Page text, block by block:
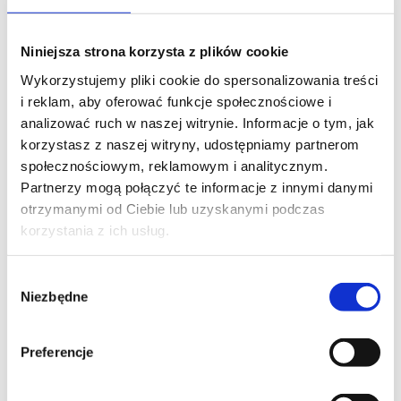
Niniejsza strona korzysta z plików cookie
Wykorzystujemy pliki cookie do spersonalizowania treści
i reklam, aby oferować funkcje społecznościowe i
analizować ruch w naszej witrynie. Informacje o tym, jak
korzystasz z naszej witryny, udostępniamy partnerom
społecznościowym, reklamowym i analitycznym.
Partnerzy mogą połączyć te informacje z innymi danymi
otrzymanymi od Ciebie lub uzyskanymi podczas
korzystania z ich usług.
zgody
Niezbędne
Preferencjeczegoś więcej niż tylko plaży
Camp Almissa znajduje się w miejscu, gdzie